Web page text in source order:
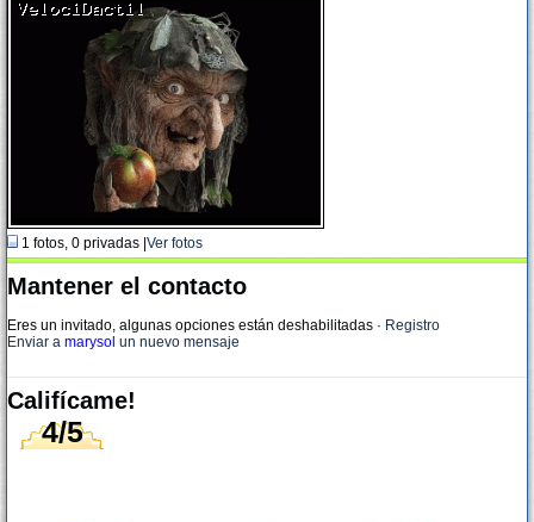
1 fotos, 0 privadas | Ver fotos
Mantener el contacto
Eres un invitado, algunas opciones están deshabilitadas · Registro
Enviar a marysol un nuevo mensaje
Califícame!
4/5